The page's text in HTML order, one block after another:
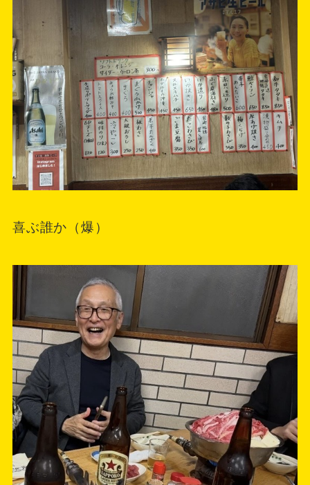
喜ぶ誰か（爆）